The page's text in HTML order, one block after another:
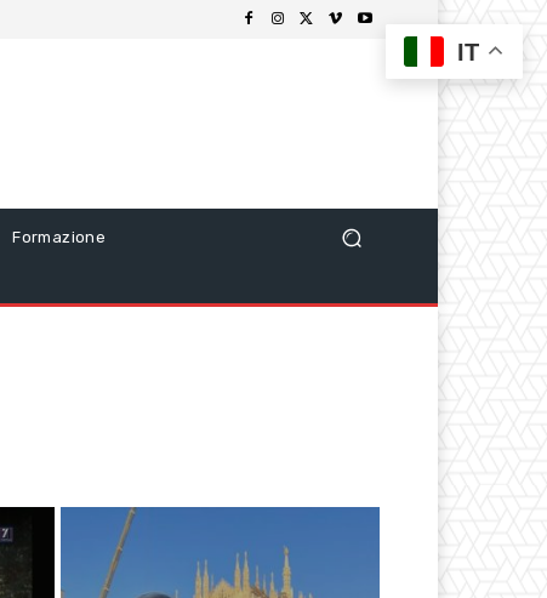
Formazione
IT